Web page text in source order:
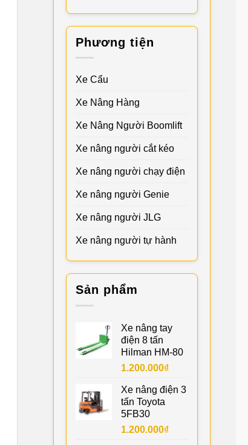
Phương tiện
Xe Cẩu
Xe Nâng Hàng
Xe Nâng Người Boomlift
Xe nâng người cắt kéo
Xe nâng người chạy điện
Xe nâng người Genie
Xe nâng người JLG
Xe nâng người tự hành
Sản phẩm
Xe nâng tay
điện 8 tấn
Hilman HM-80
1.200.000₫
Xe nâng điện 3
tấn Toyota
5FB30
1.200.000₫